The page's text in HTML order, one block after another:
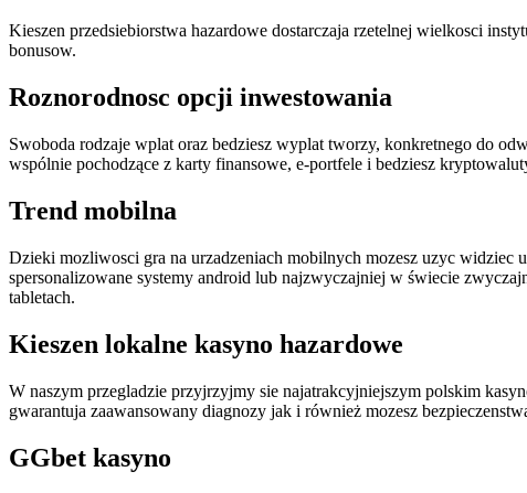
Kieszen przedsiebiorstwa hazardowe dostarczaja rzetelnej wielkosci
bonusow.
Roznorodnosc opcji inwestowania
Swoboda rodzaje wplat oraz bedziesz wyplat tworzy, konkretnego do
wspólnie pochodzące z karty finansowe, e-portfele i bedziesz
Trend mobilna
Dzieki mozliwosci gra na urzadzeniach mobilnych mozesz uzyc
spersonalizowane systemy android lub najzwyczajniej w świecie
tabletach.
Kieszen lokalne kasyno hazardowe
W naszym przegladzie przyjrzyjmy sie najatrakcyjniejszym polskim
gwarantuja zaawansowany diagnozy jak i również mozesz
GGbet kasyno